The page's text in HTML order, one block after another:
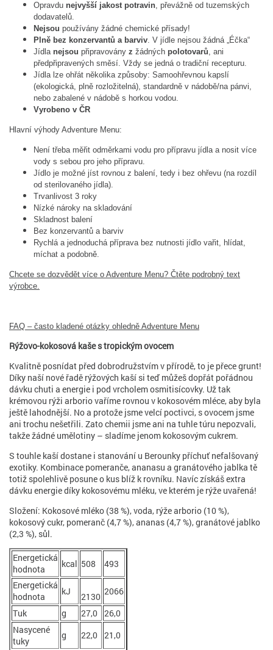
Opravdu nejvyšší jakost potravin, převážně od tuzemských
dodavatelů.
Nejsou používány žádné chemické přísady!
Plně bez konzervantů a barviv. V jídle nejsou žádná „Éčka“
Jídla nejsou připravovány z žádných polotovarů, ani
předpřipravených směsí. Vždy se jedná o tradiční recepturu.
Jídla lze ohřát několika způsoby: Samoohřevnou kapslí
(ekologická, plně rozložitelná), standardně v nádobě/na pánvi,
nebo zabalené v nádobě s horkou vodou.
Vyrobeno v ČR
Hlavní výhody Adventure Menu:
Není třeba měřit odměrkami vodu pro přípravu jídla a nosit více
vody s sebou pro jeho přípravu.
Jídlo je možné jíst rovnou z balení, tedy i bez ohřevu (na rozdíl
od sterilovaného jídla).
Trvanlivost 3 roky
Nízké nároky na skladování
Skladnost balení
Bez konzervantů a barviv
Rychlá a jednoduchá příprava bez nutnosti jídlo vařit, hlídat,
míchat a podobně.
Chcete se dozvědět více o Adventure Menu? Čtěte podrobný text
výrobce.
FAQ – často kladené otázky ohledně Adventure Menu
Rýžovo-kokosová kaše s tropickým ovocem
Kvalitně posnídat před dobrodružstvím v přírodě, to je přece grunt!
Díky naší nové řadě rýžových kaší si teď můžeš dopřát pořádnou
dávku chuti a energie i pod vrcholem osmitisícovky. Už tak
krémovou rýži arborio vaříme rovnou v kokosovém mléce, aby byla
ještě lahodnější. No a protože jsme velcí poctivci, s ovocem jsme
ani trochu nešetřili. Zato chemii jsme ani na tuhle túru nepozvali,
takže žádné umělotiny – sladíme jenom kokosovým cukrem.
S touhle kaší dostane i stanování u Berounky příchuť nefalšovaný
exotiky. Kombinace pomeranče, ananasu a granátového jablka tě
totiž spolehlivě posune o kus blíž k rovníku. Navíc získáš extra
dávku energie díky kokosovému mléku, ve kterém je rýže uvařená!
Složení: Kokosové mléko (38 %), voda, rýže arborio (10 %),
kokosový cukr, pomeranč (4,7 %), ananas (4,7 %), granátové jablko
(2,3 %), sůl.
Energetická
hodnota
kcal 508
493
Energetická
hodnota
kJ 2130 2066
Tuk
g 27,0
26,0
Nasycené
tuky
g 22,0 21,0